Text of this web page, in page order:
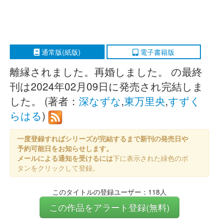
通常版(紙版) 電子書籍版
離縁されました。再婚しました。 の最終
刊は2024年02月09日に発売され完結しま
した。 (著者： 深なずな,東万里央,すずく
らはる)
一度登録すればシリーズが完結するまで新刊の発売日や
予約可能日をお知らせします。
メールによる通知を受けるには下に表示された緑色のボ
タンをクリックして登録。
このタイトルの登録ユーザー：118人
この作品をアラート登録(無料)